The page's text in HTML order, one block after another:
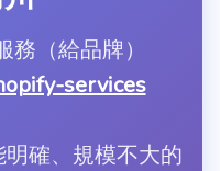
（給品牌）
services
明確、規模不大的